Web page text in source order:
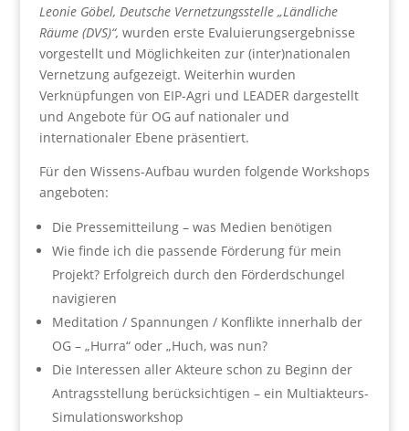
Leonie Göbel, Deutsche Vernetzungsstelle „Ländliche
Räume (DVS)“, wurden erste Evaluierungsergebnisse
vorgestellt und Möglichkeiten zur (inter)nationalen
Vernetzung aufgezeigt. Weiterhin wurden
Verknüpfungen von EIP-Agri und LEADER dargestellt
und Angebote für OG auf nationaler und
internationaler Ebene präsentiert.
Für den Wissens-Aufbau wurden folgende Workshops
angeboten:
Die Pressemitteilung – was Medien benötigen
Wie finde ich die passende Förderung für mein
Projekt? Erfolgreich durch den Förderdschungel
navigieren
Meditation / Spannungen / Konflikte innerhalb der
OG – „Hurra“ oder „Huch, was nun?
Die Interessen aller Akteure schon zu Beginn der
Antragsstellung berücksichtigen – ein Multiakteurs-
Simulationsworkshop